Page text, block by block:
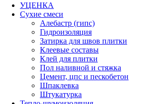
УЦЕНКА
Сухие смеси
Алебастр (гипс)
Гидроизоляция
Затирка для швов плитки
Клеевые составы
Клей для плитки
Пол наливной и стяжка
Цемент, цпс и пескобетон
Шпаклевка
Штукатурка